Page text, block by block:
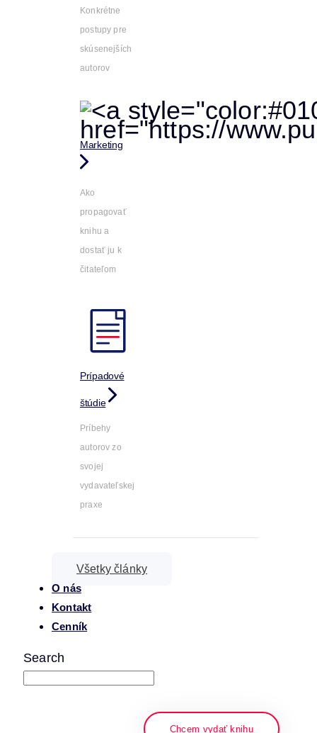
Konkrétne
postupy pre
skúsenejších
autorov
Marketing
Ako
propagovať
knihu a
dostať ju k
čitateľom
Prípadové
štúdie
Príbehy
autorov zo
svojej
vydavateľskej
praxe
Všetky články
O nás
Kontakt
Cenník
Search
Chcem vydať knihu